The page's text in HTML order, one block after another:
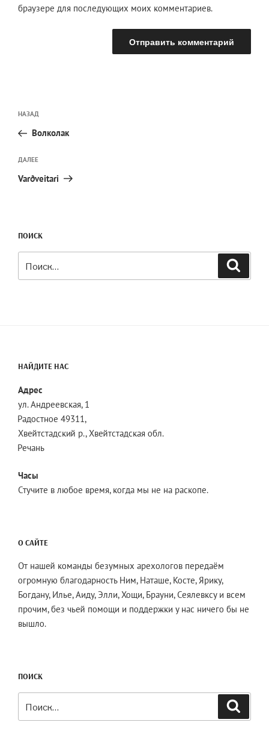
браузере для последующих моих комментариев.
по
записям
Предыдущая
запись:
НАЗАД
Волколак
Следующая
запись
ДАЛЕЕ
Varðveitari
ПОИСК
НАЙДИТЕ НАС
Адрес
ул. Андреевская, 1
Радостное 49311,
Хвейтстадский р., Хвейтстадская обл.
Речань
Часы
Стучите в любое время, когда мы не на раскопе.
О САЙТЕ
От нашей команды безумных арехологов передаём
огромную благодарность Ним, Наташе, Косте, Ярику,
Богдану, Илье, Аиду, Элли, Хощи, Брауни, Сеялевксу и всем
прочим, без чьей помощи и поддержки у нас ничего бы не
вышло.
ПОИСК